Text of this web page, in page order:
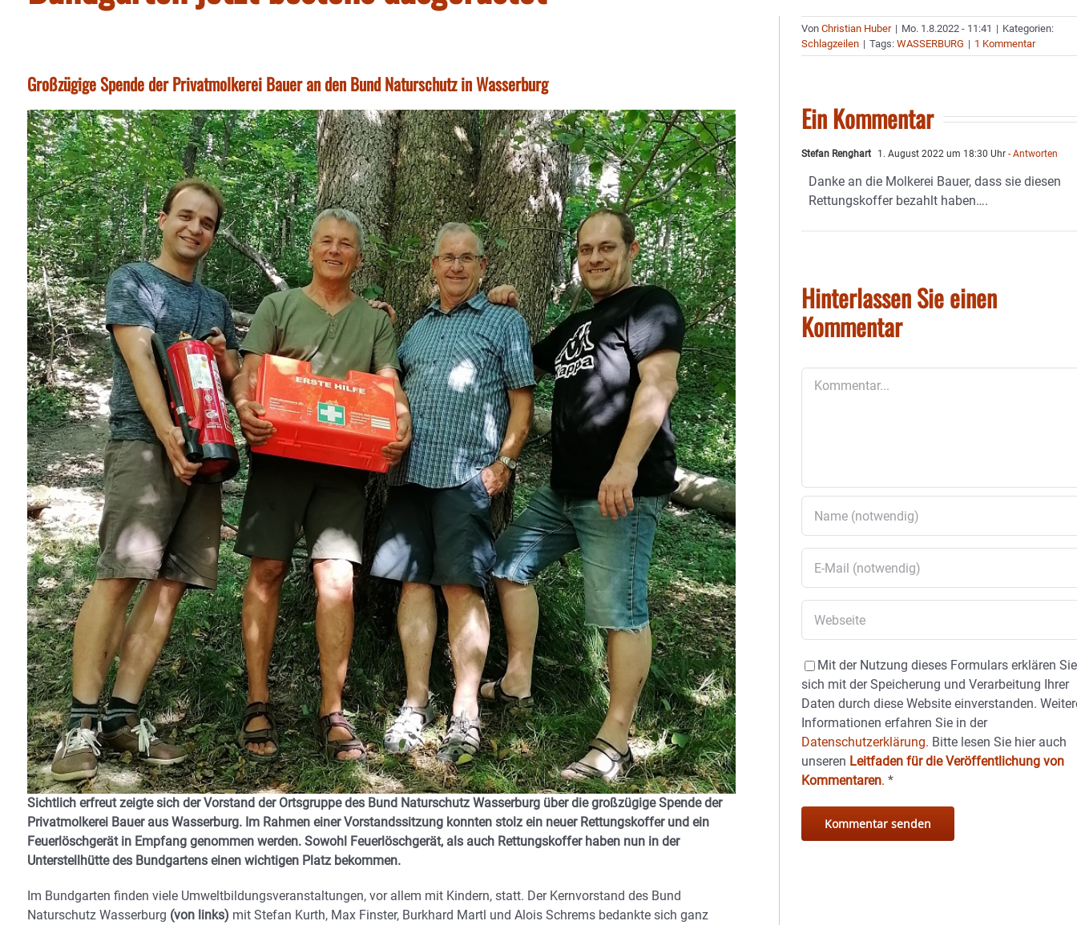
Großzügige Spende der Privatmolkerei Bauer an den Bund Naturschutz in Wasserburg
Sichtlich erfreut zeigte sich der Vorstand der Ortsgruppe des Bund Naturschutz Wasserburg über die großzügige Spende der
Privatmolkerei Bauer aus Wasserburg. Im Rahmen einer Vorstandssitzung konnten stolz ein neuer Rettungskoffer und ein
Feuerlöschgerät in Empfang genommen werden. Sowohl Feuerlöschgerät, als auch Rettungskoffer haben nun in der
Unterstellhütte des Bundgartens einen wichtigen Platz bekommen.
Im Bundgarten finden viele Umweltbildungsveranstaltungen, vor allem mit Kindern, statt. Der Kernvorstand des Bund
Naturschutz Wasserburg (von links) mit Stefan Kurth, Max Finster, Burkhard Martl und Alois Schrems bedankte sich ganz
VonChristian Huber | Mo. 1.8.2022 - 11:41 | Kategorien:
Schlagzeilen | Tags:WASSERBURG | 1 Kommentar
Ein Kommentar
Stefan Renghart 1. August 2022 um 18:30 Uhr - Antworten
Danke an die Molkerei Bauer, dass sie diesen
Rettungskoffer bezahlt haben….
Hinterlassen Sie einen
Kommentar
Mit der Nutzung dieses Formulars erklären Sie
sich mit der Speicherung und Verarbeitung Ihrer
Daten durch diese Website einverstanden.
Informationen erfahren Sie in der
Datenschutzerklärung. Bitte lesen Sie hier auch
unseren Leitfaden für die Veröffentlichung von
Kommentaren.*